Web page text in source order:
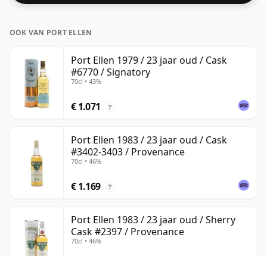
water genoten.
OOK VAN PORT ELLEN
Port Ellen 1979 / 23 jaar oud / Cask
#6770 / Signatory
70cl • 43%
€ 1.071 ?
Port Ellen 1983 / 23 jaar oud / Cask
#3402-3403 / Provenance
70cl • 46%
€ 1.169 ?
Port Ellen 1983 / 23 jaar oud / Sherry
Cask #2397 / Provenance
70cl • 46%